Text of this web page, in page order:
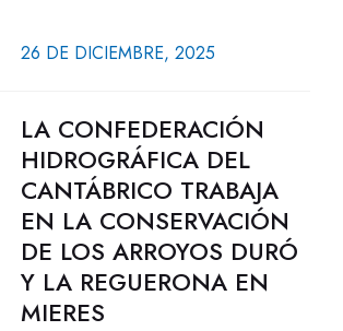
26 DE DICIEMBRE, 2025
LA CONFEDERACIÓN
HIDROGRÁFICA DEL
CANTÁBRICO TRABAJA
EN LA CONSERVACIÓN
DE LOS ARROYOS DURÓ
Y LA REGUERONA EN
MIERES